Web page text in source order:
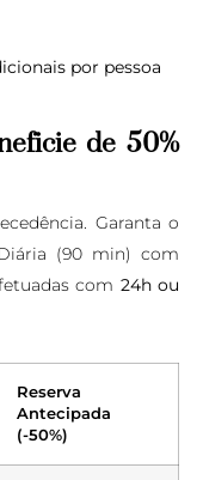
por pessoa
de 50%
Garanta o
(90 min) com
com 24h ou
Reserva
Antecipada
(-50%)